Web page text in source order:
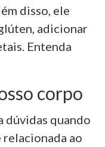
disso, ele
adicionar
Entenda
corpo
dúvidas quando
ao